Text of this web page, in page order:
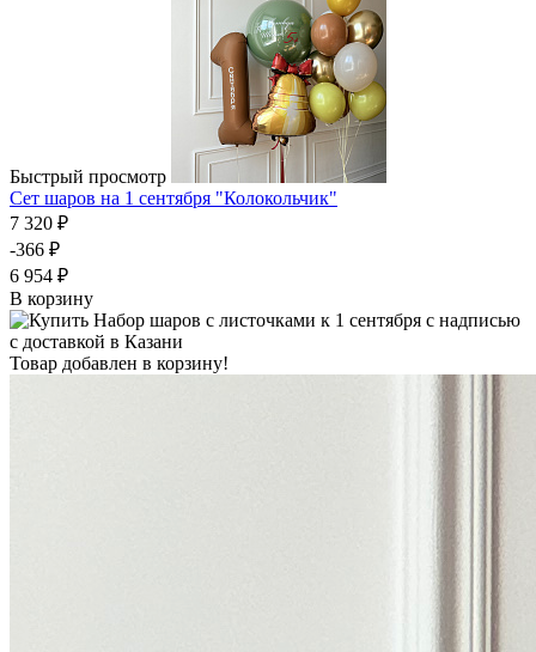
Быстрый просмотр
Сет шаров на 1 сентября "Колокольчик"
7 320 ₽
-366 ₽
6 954 ₽
В корзину
Товар добавлен в корзину!